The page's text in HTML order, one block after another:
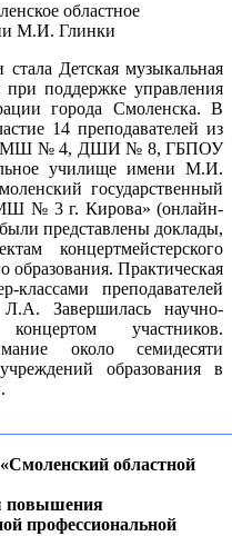
областное
М.И. Глинки
Детская музыкальная
поддержке управления
города Смоленска. В
14 преподавателей из
№ 4, ДШИ № 8, ГБПОУ
училище имени М.И.
государственный
№ 3 г. Кирова» (онлайн-
представлены доклады,
концертмейстерского
образования. Практическая
классами преподавателей
Завершилась научно-
участников.
около семидесяти
образования в
областной
повышения
профессиональной